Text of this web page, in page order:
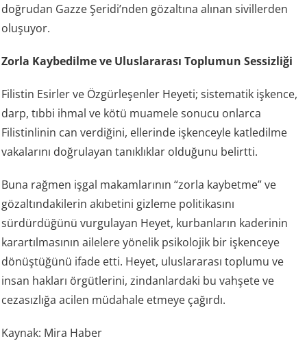
doğrudan Gazze Şeridi’nden gözaltına alınan sivillerden
oluşuyor.
Zorla Kaybedilme ve Uluslararası Toplumun Sessizliği
Filistin Esirler ve Özgürleşenler Heyeti; sistematik işkence,
darp, tıbbi ihmal ve kötü muamele sonucu onlarca
Filistinlinin can verdiğini, ellerinde işkenceyle katledilme
vakalarını doğrulayan tanıklıklar olduğunu belirtti.
Buna rağmen işgal makamlarının “zorla kaybetme” ve
gözaltındakilerin akıbetini gizleme politikasını
sürdürdüğünü vurgulayan Heyet, kurbanların kaderinin
karartılmasının ailelere yönelik psikolojik bir işkenceye
dönüştüğünü ifade etti. Heyet, uluslararası toplumu ve
insan hakları örgütlerini, zindanlardaki bu vahşete ve
cezasızlığa acilen müdahale etmeye çağırdı.
Kaynak: Mira Haber